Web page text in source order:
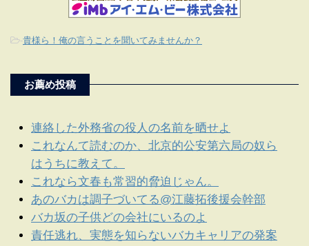
-貴様ら！俺の言うことを聞いてみませんか？
お薦め投稿
連絡した外務省の役人の名前を晒せよ
これなんて読むのか、北京的公安第六局の奴ら
はうちに教えて。
これなら文春も常習的脅迫じゃん。
あのバカは調子づいてる@江藤拓後援会幹部
バカ坂の子供どの会社にいるのよ
責任逃れ、実態を知らないバカキャリアの発案